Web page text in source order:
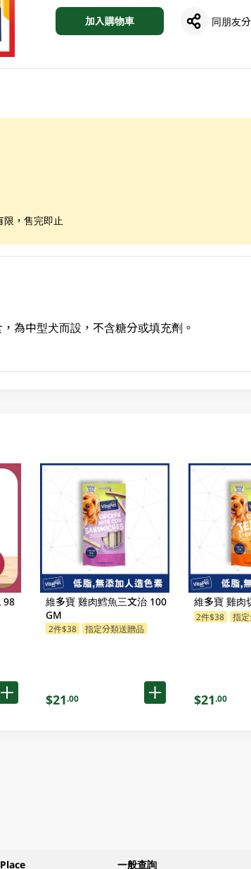
加入購物車 同朋友
限，售完即止
為中型犬而設，不含糖分或填充劑。
98
維多寶 雞肉鱈魚三文治 100
GM
2件$38 指定分類送贈品
$21.00
維多寶 雞肉
2件$38 指
$21.00
一般查詢